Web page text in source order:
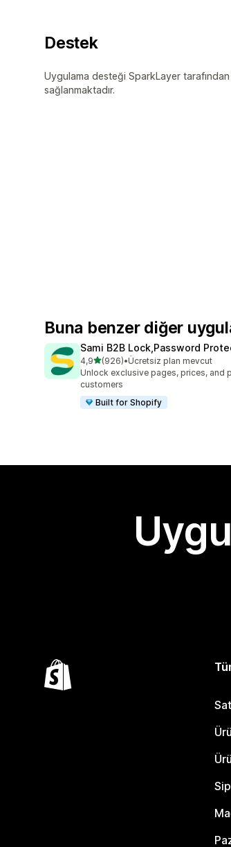
Destek
Uygulama desteği SparkLayer tarafından
sağlanmaktadır.
Buna benzer diğer
Sami B2B Lock,Password
4,95 yıldız üzerinden
(926)
toplam 926 değerlendirme
•Ücretsiz plan mevcut
Unlock exclusive pages, prices, and
customers
Built for Shopify